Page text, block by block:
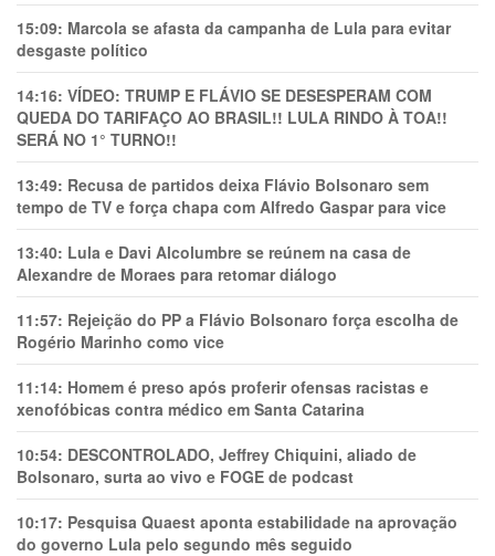
15:09: Marcola se afasta da campanha de Lula para evitar
desgaste político
14:16: VÍDEO: TRUMP E FLÁVIO SE DESESPERAM COM
QUEDA DO TARIFAÇO AO BRASIL!! LULA RINDO À TOA!!
SERÁ NO 1° TURNO!!
13:49: Recusa de partidos deixa Flávio Bolsonaro sem
tempo de TV e força chapa com Alfredo Gaspar para vice
13:40: Lula e Davi Alcolumbre se reúnem na casa de
Alexandre de Moraes para retomar diálogo
11:57: Rejeição do PP a Flávio Bolsonaro força escolha de
Rogério Marinho como vice
11:14: Homem é preso após proferir ofensas racistas e
xenofóbicas contra médico em Santa Catarina
10:54: DESCONTROLADO, Jeffrey Chiquini, aliado de
Bolsonaro, surta ao vivo e FOGE de podcast
10:17: Pesquisa Quaest aponta estabilidade na aprovação
do governo Lula pelo segundo mês seguido